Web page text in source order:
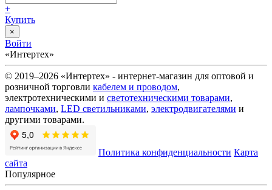
+
Купить
×
Войти
«Интертех»
© 2019–2026 «Интертех» - интернет-магазин для оптовой и
розничной торговли кабелем и проводом,
электротехническими и светотехническими товарами,
лампочками, LED светильниками, электродвигателями и
другими товарами.
Политика конфиденциальности Карта
сайта
Популярное